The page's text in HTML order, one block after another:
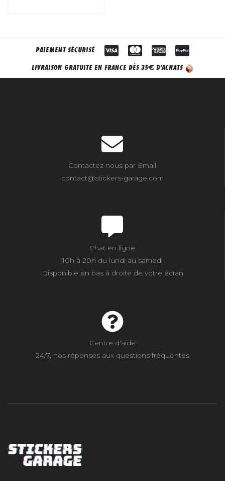
PAIEMENT SÉCURISÉ
LIVRAISON GRATUITE EN FRANCE DÈS 35€ D'ACHATS
Contactez nous par Email
contact@stickers-garage.com
Chat en ligne
10h à 20h du lundi au samedi
Disponible en bas à droite de votre écran
Centre d'aide
24/7, nos réponses aux questions fréquentes